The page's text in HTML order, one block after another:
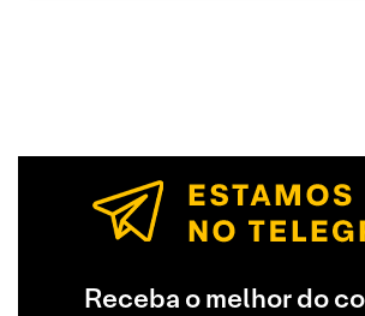
Receba o melhor do